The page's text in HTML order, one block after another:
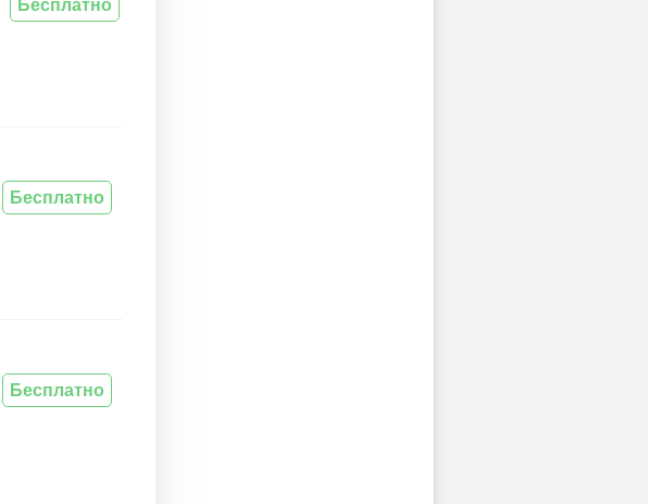
Бесплатно
Бесплатно
Бесплатно